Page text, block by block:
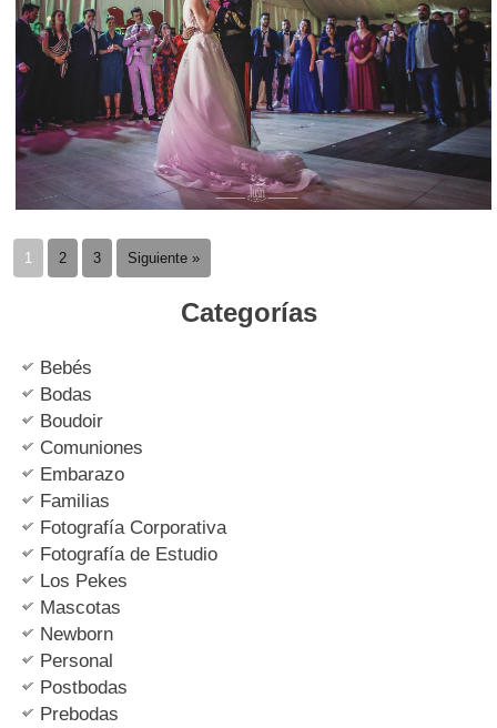
1 2 3 Siguiente »
Categorías
Bebés
Bodas
Boudoir
Comuniones
Embarazo
Familias
Fotografía Corporativa
Fotografía de Estudio
Los Pekes
Mascotas
Newborn
Personal
Postbodas
Prebodas